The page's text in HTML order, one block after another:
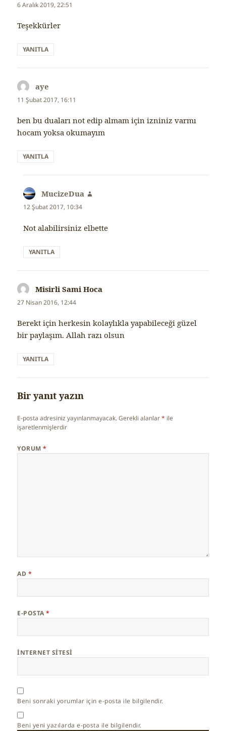
6 Aralık 2019, 22:51
Teşekkürler
YANITLA
aye
ki:
11 Şubat 2017, 16:11
ben bu duaları not edip almam için izniniz varmı
hocam yoksa okumayım
YANITLA
MucizeDua
12 Şubat 2017, 10:34
Not alabilirsiniz elbette
YANITLA
Misirli Sami Hoca
27 Nisan 2016, 12:44
Berekt için herkesin kolaylıkla yapabileceği güzel
bir paylaşım. Allah razı olsun
YANITLA
Bir yanıt yazın
E-posta adresiniz yayınlanmayacak. Gerekli alanlar* ile
işaretlenmişlerdir
YORUM*
AD *
E-POSTA*
İNTERNET SITESI
Beni sonraki yorumlar için e-posta ile bilgilendir.
Beni yeni yazılarda e-posta ile bilgilendir.